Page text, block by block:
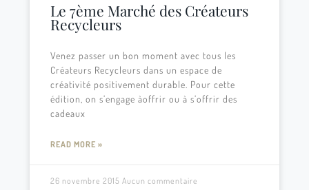
Le 7ème Marché des Créateurs
Recycleurs
Venez passer un bon moment avec tous les
Créateurs Recycleurs dans un espace de
créativité positivement durable. Pour cette
édition, on s’engage àoffrir ou à s’offrir des
cadeaux
READ MORE »
26 novembre 2015 Aucun commentaire